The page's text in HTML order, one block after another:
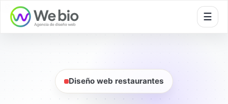
☰
Diseño web restaurantes